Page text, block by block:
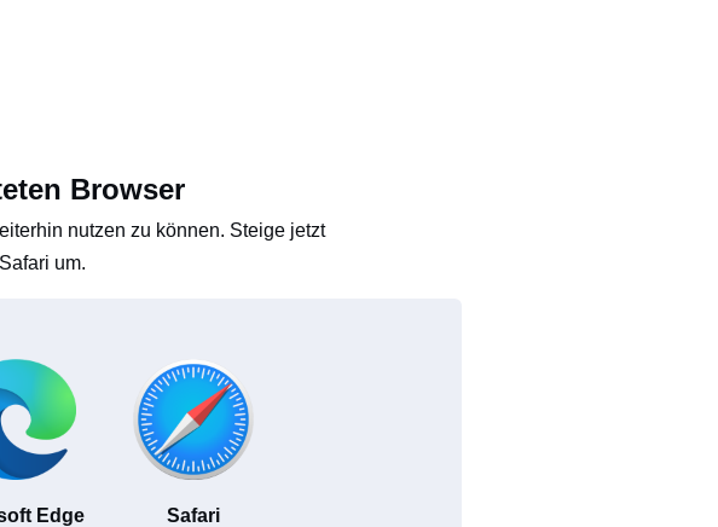
Browser
nutzen zu können. Steige jetzt
um.
Edge Safari